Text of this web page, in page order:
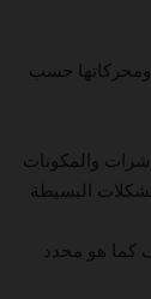
ومحركاتها حسب
والمكونات
البسيطة
كما هو محدد